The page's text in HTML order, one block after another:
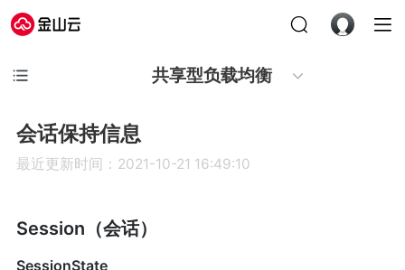
共享型负载均衡
会话保持信息
最近更新时间：2021-10-21 16:49:10
Session（会话）
SessionState